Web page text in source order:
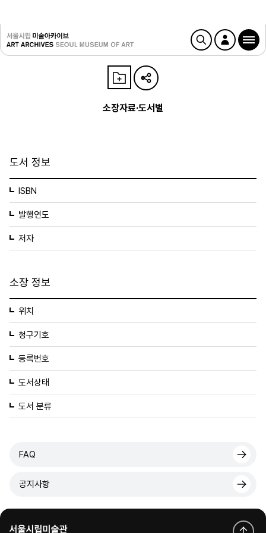
소장자료·도서별
도서 정보
ISBN
발행연도
저자
소장 정보
위치
청구기호
등록번호
도서상태
도서 분류
FAQ
공지사항